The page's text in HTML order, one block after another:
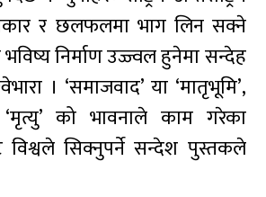
र छलफलमा भाग लिन सक्ने
निर्माण उज्ज्वल हुनेमा सन्देह
। ‘समाजवाद’ या ‘मातृभूमि’,
‘मृत्यु’ को भावनाले काम गरेका
विश्वले सिक्नुपर्ने सन्देश पुस्तकले